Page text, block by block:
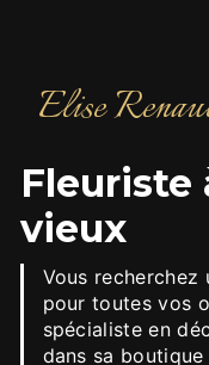
Elise
fleuriste à Creuzier-le-
vieux
Vous recherchez un fleuriste à Creuzier-le-vieux
pour toutes vos
spécialiste en
dans sa